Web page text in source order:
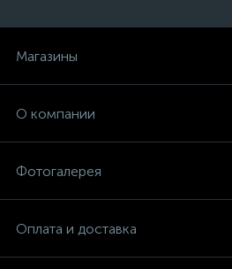
Магазины
О компании
Фотогалерея
Оплата и доставка